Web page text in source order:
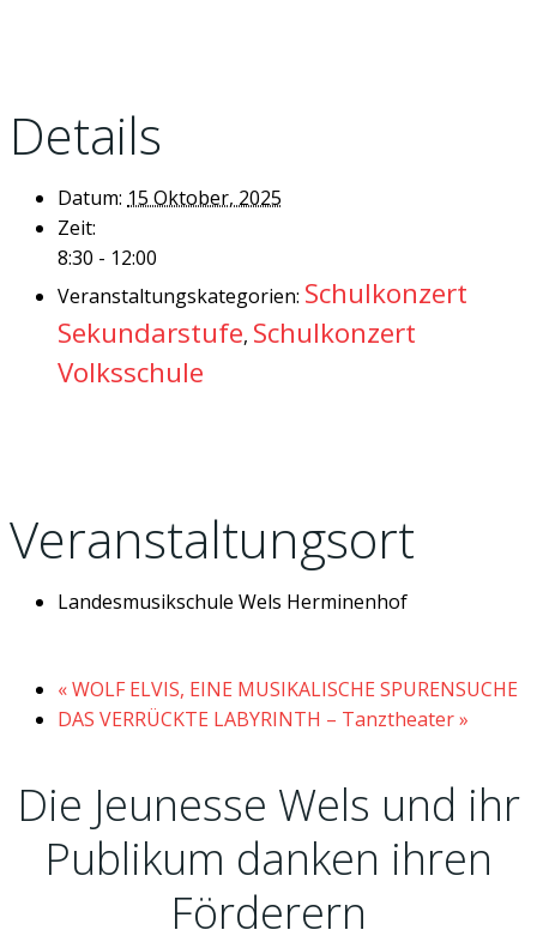
Details
Datum: 15 Oktober, 2025
Zeit:
8:30 - 12:00
Veranstaltungskategorien: Schulkonzert
Sekundarstufe, Schulkonzert
Volksschule
Veranstaltungsort
Landesmusikschule Wels Herminenhof
«WOLF ELVIS, EINE MUSIKALISCHE SPURENSUCHE
DAS VERRÜCKTE LABYRINTH – Tanztheater»
Die Jeunesse Wels und ihr
Publikum danken ihren
Förderern